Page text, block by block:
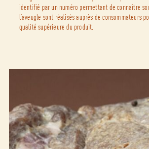
identifié par un numéro permettant de connaître
l’aveugle sont réalisés auprès de consommateurs
qualité supérieure du produit.